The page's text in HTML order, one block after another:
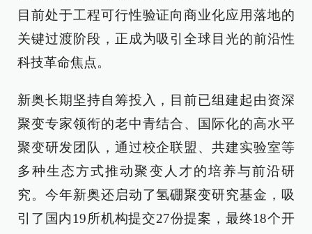
目前处于工程可行性验证向商业化应用落地的
关键过渡阶段，正成为吸引全球目光的前沿性
科技革命焦点。
新奥长期坚持自筹投入，目前已组建起由资深
聚变专家领衔的老中青结合、国际化的高水平
聚变研发团队，通过校企联盟、共建实验室等
多种生态方式推动聚变人才的培养与前沿研
究。今年新奥还启动了氢硼聚变研究基金，吸
引了国内19所机构提交27份提案，最终18个开